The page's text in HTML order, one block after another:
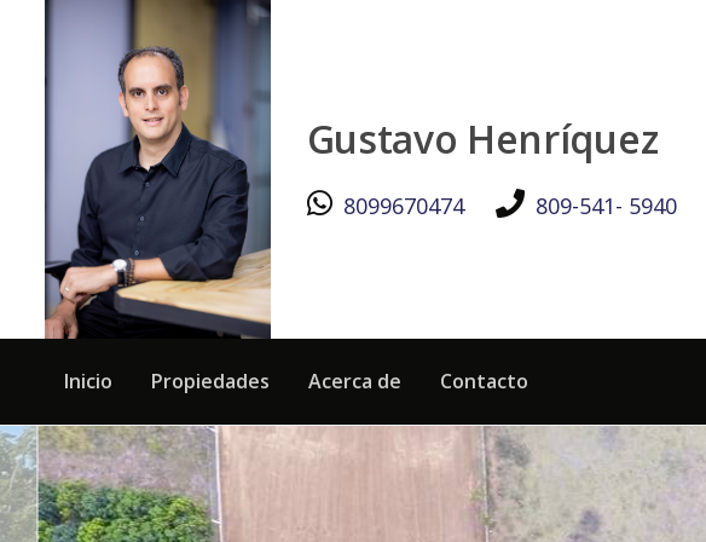
Gustavo Henríquez
8099670474 809-541- 5940
Inicio Propiedades Acerca de Contacto
TERRENO EN ESPERANZA, VALVERDE MAO - Black Lion Properties